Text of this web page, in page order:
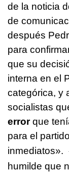
de la noticia
de
después
para
que su
interna en el
categórica, y
socialistas
errorque
para el
inmediatos».
humilde que